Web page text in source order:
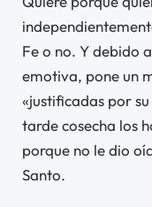
Fe o no. Y debido
emotiva, pone un
«justificadas por
tarde cosecha los
porque no le dio
Santo.